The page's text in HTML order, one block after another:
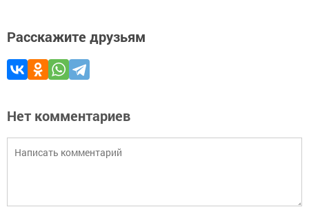
Расскажите друзьям
Нет комментариев